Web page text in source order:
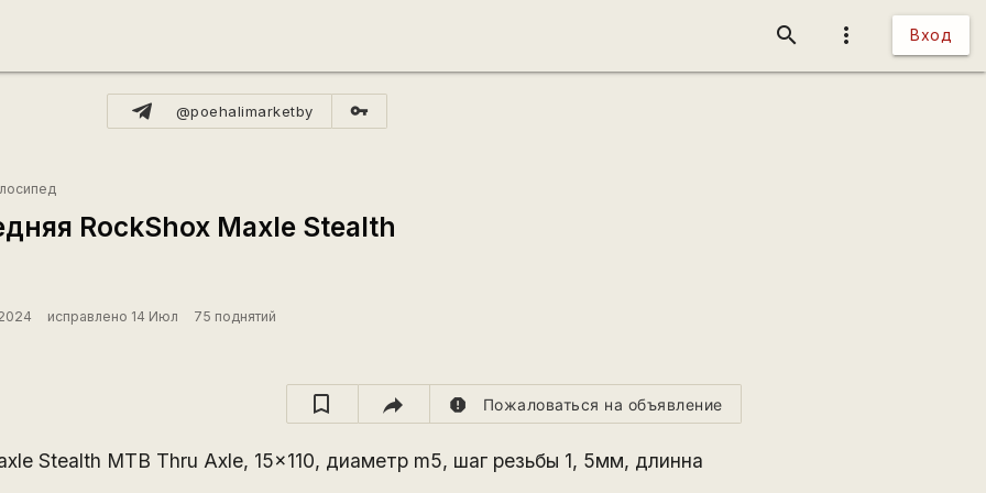
more_vert Вход
search
@poehalimarketby vpn_key
RockShox Maxle Stealth
исправлено 14 Июл
75 поднятий
report Пожаловаться на объявление
Stealth MTB Thru Axle, 15x110, диаметр m5, шаг резьбы 1, 5мм, длинна